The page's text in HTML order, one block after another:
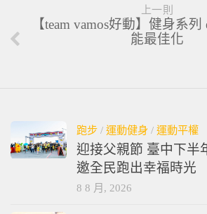
上一則
【team vamos好動】健身系
能最佳化
跑步 / 運動健身 / 運動平權
迎接父親節 臺中下半
邀全民跑出幸福時光
8 8 月, 2026